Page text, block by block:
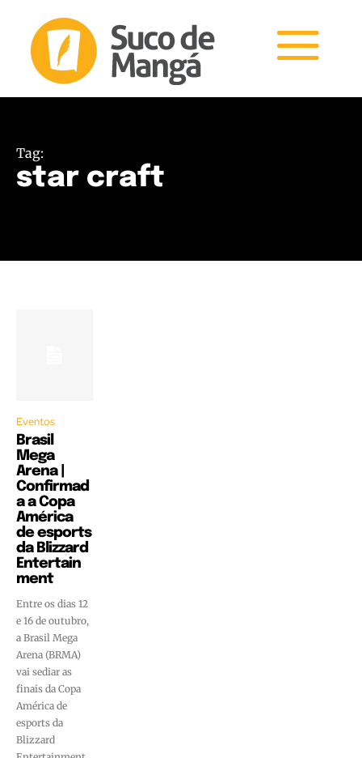
Tag:
star craft
Eventos
Brasil
Mega
Arena |
Confirmad
a a Copa
América
de esports
da Blizzard
Entertain
ment
Entre os dias 12
e 16 de outubro,
a Brasil Mega
Arena (BRMA)
vai sediar as
finais da Copa
América de
esports da
Blizzard